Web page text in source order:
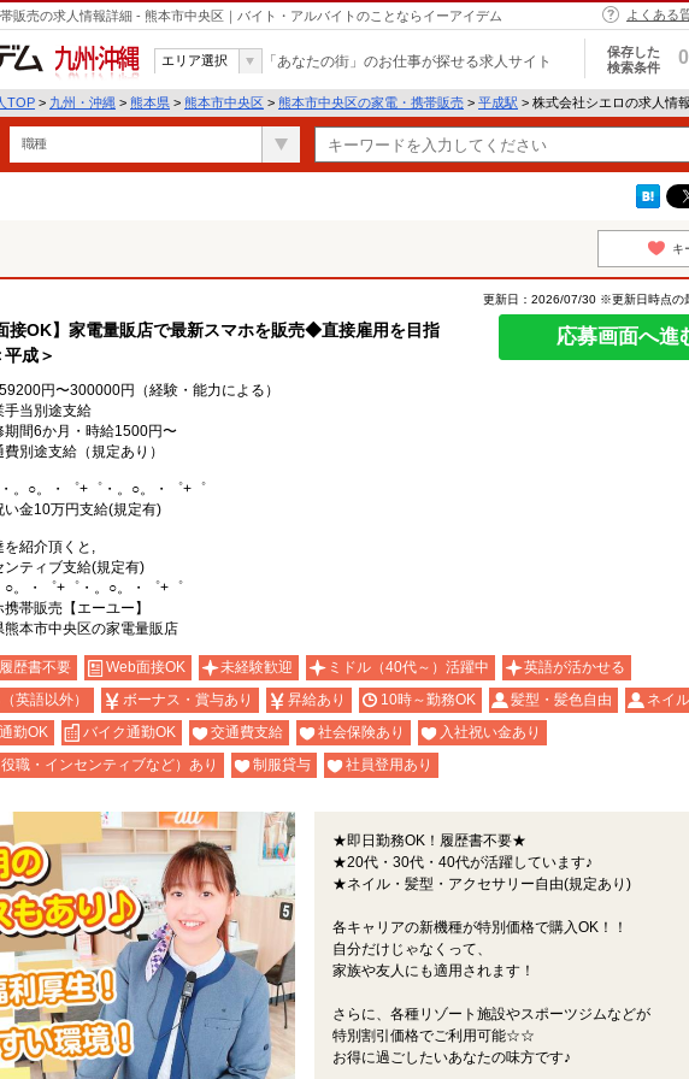
販売の求人情報詳細 - 熊本市中央区｜バイト・アルバイトのことならイーアイデム よくある
九州・沖縄
エリア選択 「あなたの街」のお仕事が探せる求人サイト
保存した
検索条件
0
TOP > 九州・沖縄 > 熊本県 > 熊本市中央区 > 熊本市中央区の家電・携帯販売 > 平成駅 > 株式会社シエロの求人情
職種
遣
キ
接OK】家電量販店で最新スマホを販売◆直接雇用を目指
成＞
更新日：2026/07/30 ※更新日時点の
応募画面へ進
円〜300000円（経験・能力による）
当別途支給
間6か月・時給1500円〜
別途支給（規定あり）
・。○。・゜+゜・。○。・゜+゜
い金10万円支給(規定有)
を紹介頂くと,
ンティブ支給(規定有)
○。・゜+゜・。○。・゜+゜
携帯販売【エーユー】
熊本市中央区の家電量販店
履歴書不要 Web面接OK 未経験歓迎 ミドル（40代～）活躍中
英語が活かせる
英語以外）
ボーナス・賞与あり 昇給あり 10時～勤務OK 髪型・髪色自由
ネイ
勤OK バイク通勤OK 交通費支給 社会保険あり
入社祝い金あり
職・インセンティブなど）あり
制服貸与 社員登用あり
★即日勤務OK！履歴書不要★
★20代・30代・40代が活躍しています♪
★ネイル・髪型・アクセサリー自由(規定あり)
各キャリアの新機種が特別価格で購入OK！！
自分だけじゃなくって、
家族や友人にも適用されます！
さらに、各種リゾート施設やスポーツジムなどが
特別割引価格でご利用可能☆☆
お得に過ごしたいあなたの味方です♪